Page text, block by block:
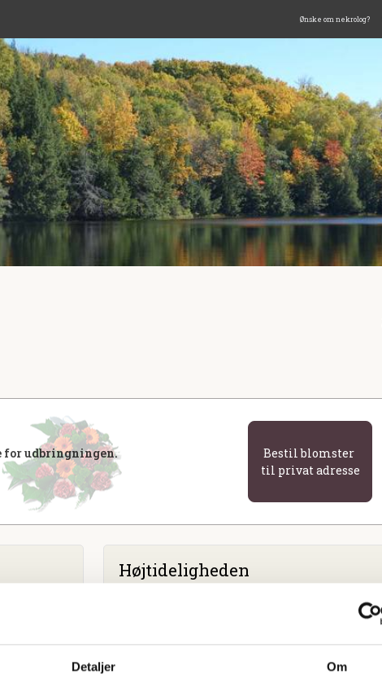
Detaljer Om
Ønske om nekrolog?
for udbringningen.
Bestil blomster
til privat adresse
Højtideligheden